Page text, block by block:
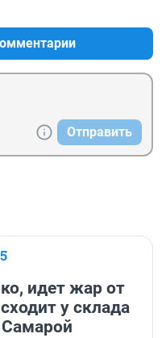
Отправить
идет жар от
у склада